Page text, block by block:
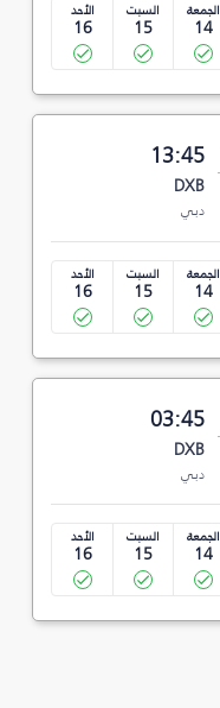
الجمعة
14
السبت
15
الأحد
16
13:45
DXB
دبي
الجمعة
14
السبت
15
الأحد
16
03:45
DXB
دبي
الجمعة
14
السبت
15
الأحد
16